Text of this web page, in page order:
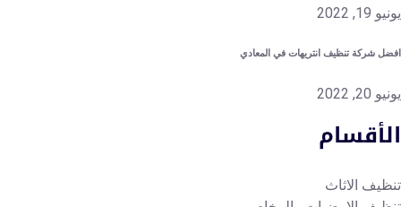
2022
شركة تنظيف انتريهات في المعادي
2022
الاثاث